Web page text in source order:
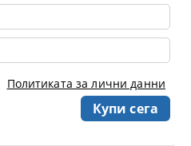
Политиката за лични данни